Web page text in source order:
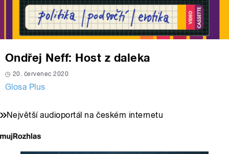
Ondřej Neff: Host z daleka
20. červenec 2020
Glosa Plus
Největší audioportál na českém internetu